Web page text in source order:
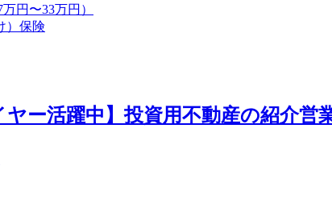
円〜33万円）
保険
ヤー活躍中】投資用不動産の紹介